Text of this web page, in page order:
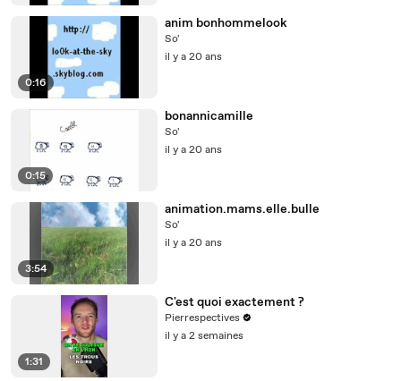
0:16
anim bonhommelook
So'
il y a 20 ans
0:15
bonannicamille
So'
il y a 20 ans
3:54
animation.mams.elle.bulle
So'
il y a 20 ans
1:31
C'est quoi exactement ?
Pierrespectives
il y a 2 semaines